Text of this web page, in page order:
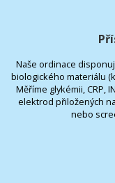
Naše ordinace
biologického materiálu
Měříme glykémii, CRP,
elektrod přiložených
nebo